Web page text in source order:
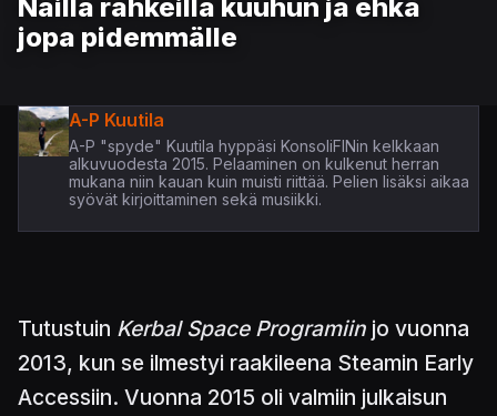
Näillä rahkeilla kuuhun ja ehkä
jopa pidemmälle
A-P Kuutila
A-P "spyde" Kuutila hyppäsi KonsoliFINin kelkkaan
alkuvuodesta 2015. Pelaaminen on kulkenut herran
mukana niin kauan kuin muisti riittää. Pelien lisäksi aikaa
syövät kirjoittaminen sekä musiikki.
Tutustuin Kerbal Space Programiin jo vuonna
2013, kun se ilmestyi raakileena Steamin Early
Accessiin. Vuonna 2015 oli valmiin julkaisun